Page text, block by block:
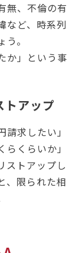
無、不倫の有
など、時系列
。
か」という事
トアップ
請求したい」
らくらいか」
ストアップし
、限られた相